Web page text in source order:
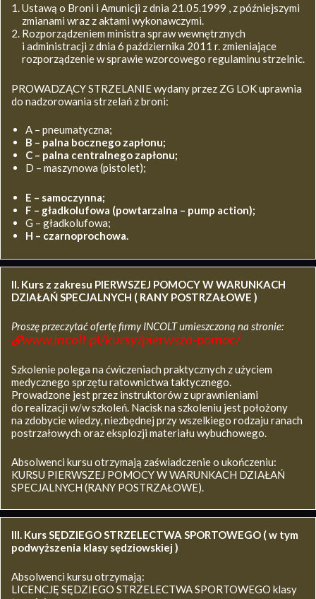
Ustawą o Broni i Amunicji z dnia 21.05.1999 , z późniejszymi
zmianami wraz z aktami wykonawczymi.
Rozporządzeniem ministra spraw wewnętrznych
i administracji z dnia 6 października 2011 r. zmieniające
rozporządzenie w sprawie wzorcowego regulaminu strzelnic.
PROWADZĄCY STRZELANIE wydany przez ZG LOK uprawnia
do nadzorowania strzelań z broni:
A – pneumatyczna;
B – palna bocznego zapłonu;
C – palna centralnego zapłonu;
D – maszynowa (pistolet);
E – samoczynna;
F – gładkolufowa (powtarzalna – pump action);
G – gładkolufowa;
H – czarnoprochowa.
II. Kurs z zakresu PIERWSZEJ POMOCY W WARUNKACH
DZIAŁAŃ SPECJALNYCH ( RANY POSTRZAŁOWE )
Proszę przeczytać ofertę firmy INCOLT umieszczoną na stronie:
www.incolt.pl/kursy/pierwsza-pomoc/
Szkolenie polega na ćwiczeniach praktycznych z użyciem
medycznego sprzętu ratownictwa taktycznego.
Prowadzone jest przez instruktorów z uprawnieniami
do realizacji w/w szkoleń. Nacisk na szkoleniu jest położony
na zdobycie wiedzy, niezbędnej przy wszelkiego rodzaju ranach
postrzałowych oraz eksplozji materiału wybuchowego.
Absolwenci kursu otrzymają zaświadczenie o ukończeniu:
KURSU PIERWSZEJ POMOCY W WARUNKACH DZIAŁAŃ
SPECJALNYCH (RANY POSTRZAŁOWE).
III. Kurs SĘDZIEGO STRZELECTWA SPORTOWEGO ( w tym
podwyższenia klasy sędziowskiej )
Absolwenci kursu otrzymają:
LICENCJĘ SĘDZIEGO STRZELECTWA SPORTOWEGO klasy